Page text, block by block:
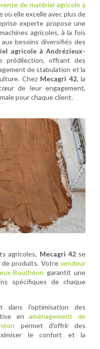
vente de matériel agricole à
où elle excelle avec plus de
experte propose une
agricoles, à la fois
besoins diversifiés des
agricole à Andrézieux-
prédilection, offrant des
de stabulation et la
Chez Mecagri 42, la
de leur engagement,
pour chaque client.
agricoles, Mecagri 42se
de produits. Votre vendeur
Bouthéon garantit une
spécifiques de chaque
dans l'optimisation des
enaménagement de
permet d'offrir des
le confort et la